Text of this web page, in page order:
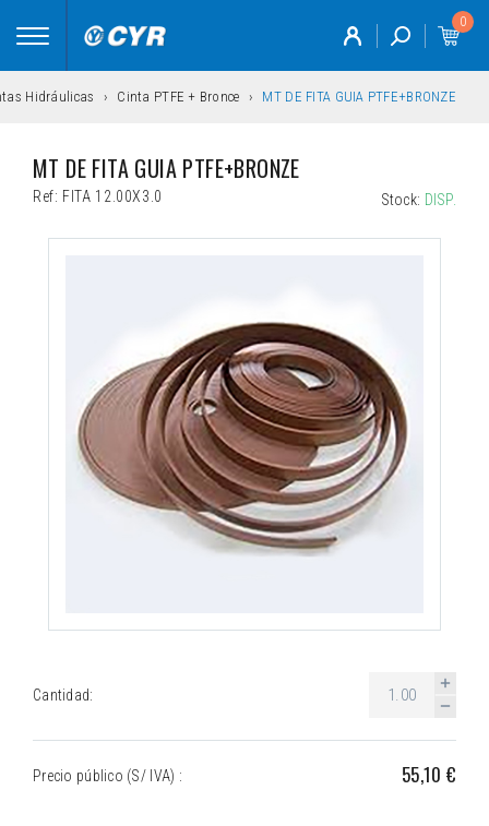
Toggle
0
Hidráulicas Cinta PTFE + Bronce MT DE FITA GUIA PTFE+BRONZE
MT DE FITA GUIA PTFE+BRONZE
Ref: FITA 12.00X3.0 Stock: DISP.
Cantidad:
Precio público (S/ IVA) : 55,10 €